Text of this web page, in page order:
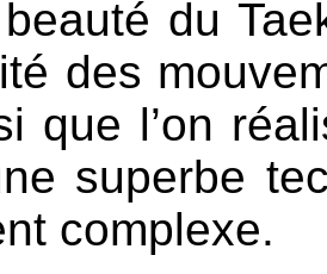
du
des
que l’on
superbe
complexe.